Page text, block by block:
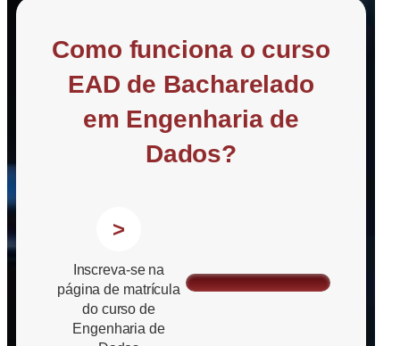
Como funciona o curso
EAD de Bacharelado
em Engenharia de
Dados?
>
Inscreva-se na
página de matrícula
do curso de
Engenharia de